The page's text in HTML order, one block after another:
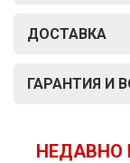
ДОСТАВКА
ГАРАНТИЯ И
НЕДАВНО